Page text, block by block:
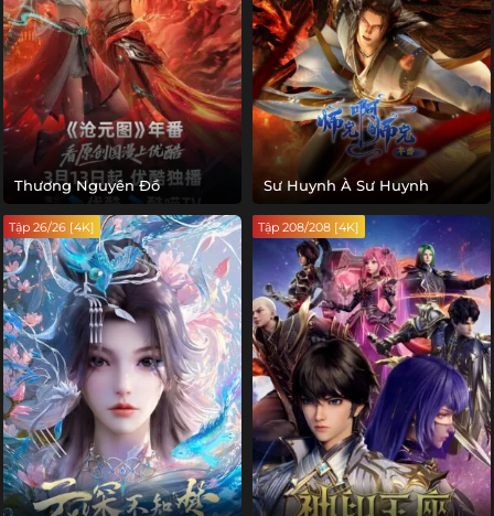
Thương Nguyên Đồ Sư Huynh À Sư Huynh
Tập 26/26 [4K] Tập 208/208 [4K]